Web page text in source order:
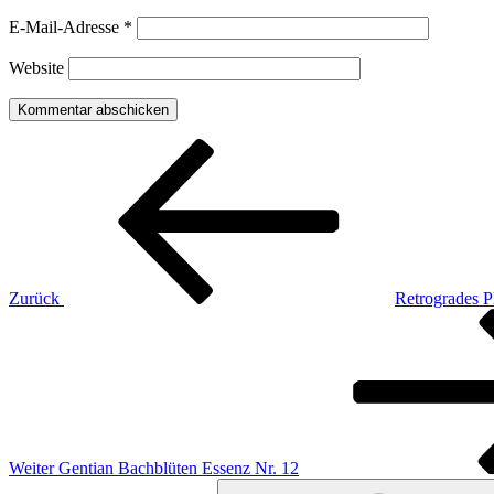
E-Mail-Adresse *
Website
Beitragsnavigation
Zurück
Retrogrades
Weiter Gentian Bachblüten Essenz Nr. 12